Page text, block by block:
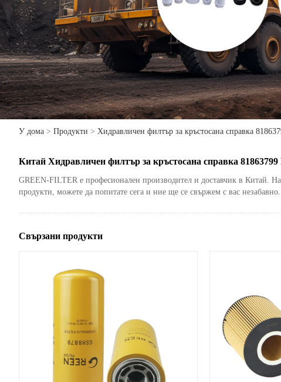
У дома > Продукти > Хидравличен филтър за кръстосана справка
Китай Хидравличен филтър за кръстосана справка
GREEN-FILTER е професионален производител и доставчик в Китай.
продукти, можете да попитате сега и ние ще се свържем с вас незабавно.
Свързани продукти